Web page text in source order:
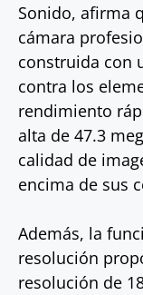
Sonido, afirma
cámara
construida con
contra los
rendimiento
alta de 47.3
calidad de
encima de sus
Además, la
resolución
resolución de